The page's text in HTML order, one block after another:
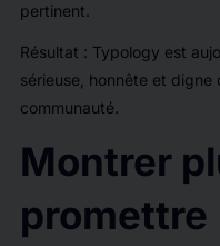
pertinent.
Résultat : Typology est
sérieuse, honnête et
communauté.
Montrer
promettre